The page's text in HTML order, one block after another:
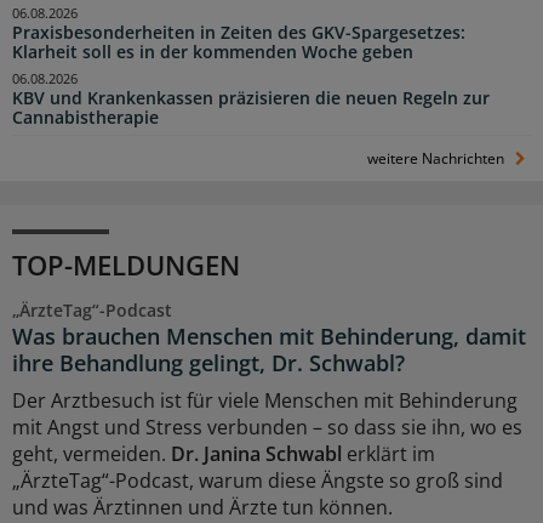
Praxisbesonderheiten in Zeiten des GKV-Spargesetzes:
Klarheit soll es in der kommenden Woche geben
06.08.2026
KBV und Krankenkassen präzisieren die neuen Regeln zur
Cannabistherapie
06.08.2026
weitere Nachrichten
TOP-MELDUNGEN
„ÄrzteTag“-Podcast
Was brauchen Menschen mit Behinderung, damit
ihre Behandlung gelingt, Dr. Schwabl?
Der Arztbesuch ist für viele Menschen mit Behinderung
mit Angst und Stress verbunden – so dass sie ihn, wo es
geht, vermeiden. Dr. Janina Schwabl erklärt im
„ÄrzteTag“-Podcast, warum diese Ängste so groß sind
und was Ärztinnen und Ärzte tun können.